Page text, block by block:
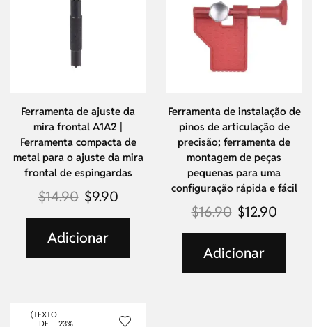
Ferramenta de ajuste da
mira frontal A1A2 |
Ferramenta compacta de
metal para o ajuste da mira
frontal de espingardas
$14.90 $9.90
Adicionar
Ferramenta de instalação de
pinos de articulação de
precisão; ferramenta de
montagem de peças
pequenas para uma
configuração rápida e fácil
$16.90 $12.90
Adicionar
(TEXTO
DE
23%